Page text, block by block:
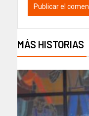
MÁS HISTORIAS